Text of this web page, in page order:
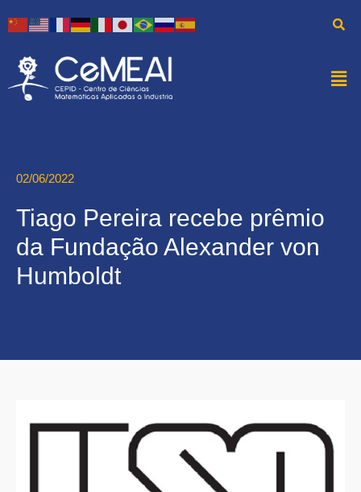
02/06/2022
Tiago Pereira recebe prêmio
da Fundação Alexander von
Humboldt